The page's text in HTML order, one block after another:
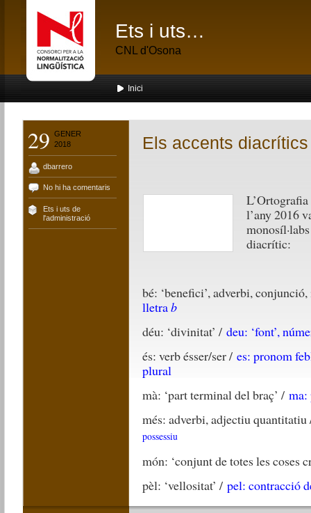
Ets i uts…
CNL d'Osona
Inici
29
GENER
2018
dbarrero
No hi ha comentaris
Ets i uts de
l'administració
Els accents
l’any 2016
diacrític:
bé: ‘benefici’, adverbi,
lletrab
déu: ‘divinitat’ /deu: ‘font’,
és: verb ésser/ser /es: pronom
plural
mà: ‘part terminal del braç’ /ma:
més: adverbi, adjectiu
possessiu
món: ‘conjunt de totes les coses
pèl: ‘vellositat’ /pel: contracció